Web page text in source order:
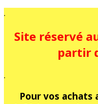
.
Site réservé
partir
.
Pour vos